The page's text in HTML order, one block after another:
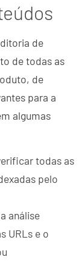
de
de todas as
de
para a
algumas
todas as
pelo
análise
URLs e o